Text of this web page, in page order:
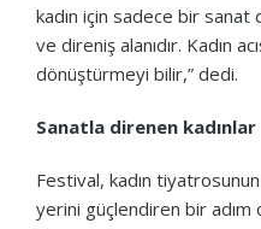
kadın için sadece bir sanat
ve direniş alanıdır. Kadın
dönüştürmeyi bilir,” dedi.
Sanatla direnen kadınlar
Festival, kadın
yerini güçlendiren bir adım